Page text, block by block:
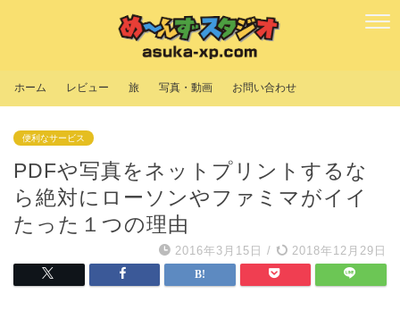
ホーム レビュー 旅 写真・動画 お問い合わせ
便利なサービス
PDFや写真をネットプリントするな
ら絶対にローソンやファミマがイイ
たった１つの理由
2016年3月15日 / 2018年12月29日